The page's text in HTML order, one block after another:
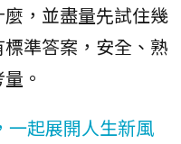
，並盡量先試住幾
準答案，安全、熟
。
一起展開人生新風